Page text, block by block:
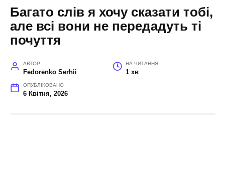
Багато слів я хочу сказати тобі,
але всі вони не передадуть ті
почуття
АВТОР
Fedorenko Serhii
НА ЧИТАННЯ
1 хв
ОПУБЛІКОВАНО
6 Квітня, 2026